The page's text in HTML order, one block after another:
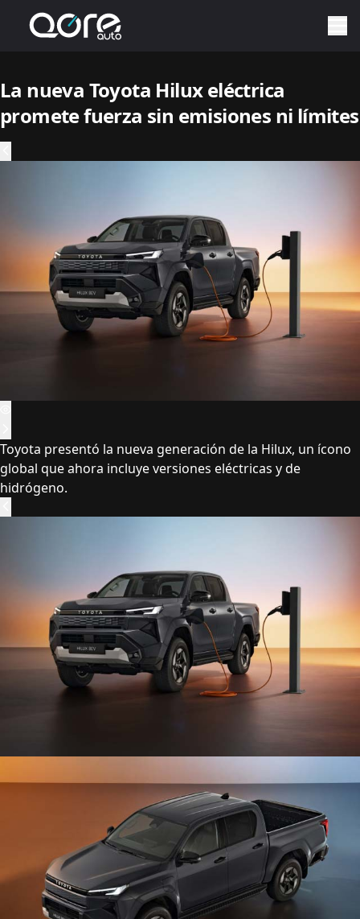
La nueva Toyota Hilux eléctrica
promete fuerza sin emisiones ni límites
Toyota presentó la nueva generación de la Hilux, un ícono
global que ahora incluye versiones eléctricas y de
hidrógeno.